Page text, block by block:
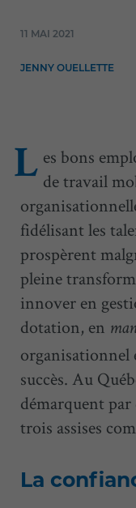
11 MAI 2021
JENNY OUELLETTE
L es bons
de travail
fidélisant les
prospèrent
pleine
innover en
dotation, en
organisationnel
succès. Au
démarquent
trois assises
La